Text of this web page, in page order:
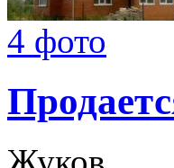
4 фото